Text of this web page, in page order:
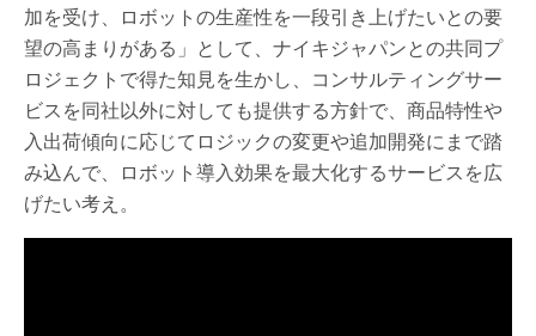
加を受け、ロボットの生産性を一段引き上げたいとの要
望の高まりがある」として、ナイキジャパンとの共同プ
ロジェクトで得た知見を生かし、コンサルティングサー
ビスを同社以外に対しても提供する方針で、商品特性や
入出荷傾向に応じてロジックの変更や追加開発にまで踏
み込んで、ロボット導入効果を最大化するサービスを広
げたい考え。